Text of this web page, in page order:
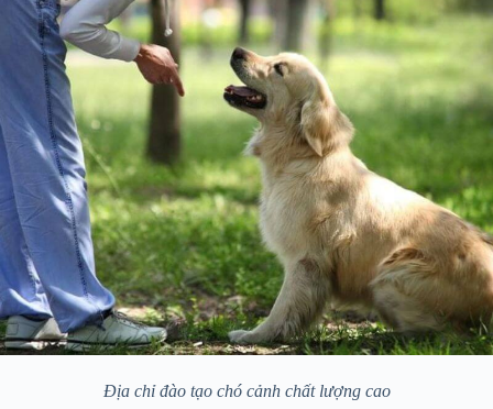
Địa chỉ đào tạo chó cảnh chất lượng cao